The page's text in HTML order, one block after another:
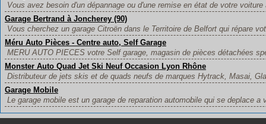
Vous avez besoin d'un dépannage ou d'une remise en état de votre
Garage Bertrand à Joncherey (90)
Vous cherchez un garage Citroën dans le Territoire de Belfort qui répare
Méru Auto Pièces - Centre auto, Self Garage
MERU AUTO PIECES votre Self garage, magasin de pièces détachées
Monster Auto Quad Jet Ski Neuf Occasion Lyon Rhône
Distributeur de jets skis et de quads neufs de marques Hytrack, Masai,
Garage Mobile
Le garage mobile est un garage de reparation automobile qui se deplace a